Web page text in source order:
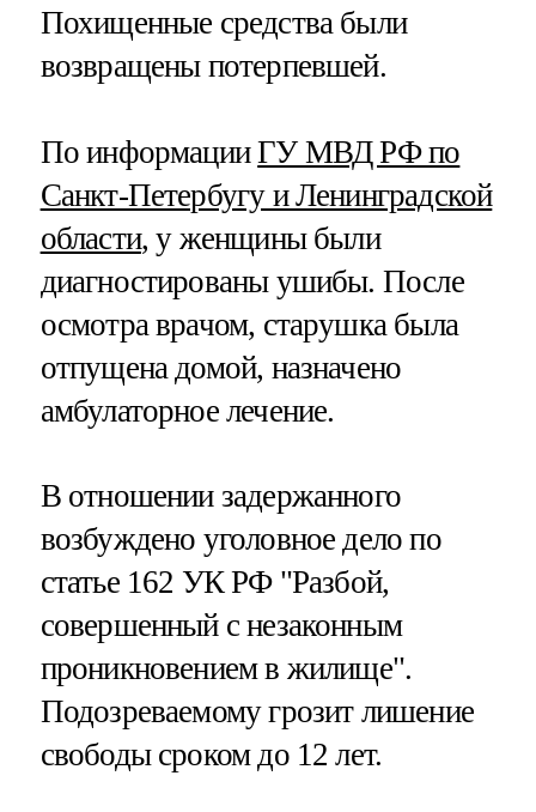
Похищенные средства были
возвращены потерпевшей.
По информацииГУ МВД РФ по
Санкт-Петербугу и Ленинградской
области, у женщины были
диагностированы ушибы. После
осмотра врачом, старушка была
отпущена домой, назначено
амбулаторное лечение.
В отношении задержанного
возбуждено уголовное дело по
статье 162 УК РФ "Разбой,
совершенный с незаконным
проникновением в жилище".
Подозреваемому грозит лишение
свободы сроком до 12 лет.